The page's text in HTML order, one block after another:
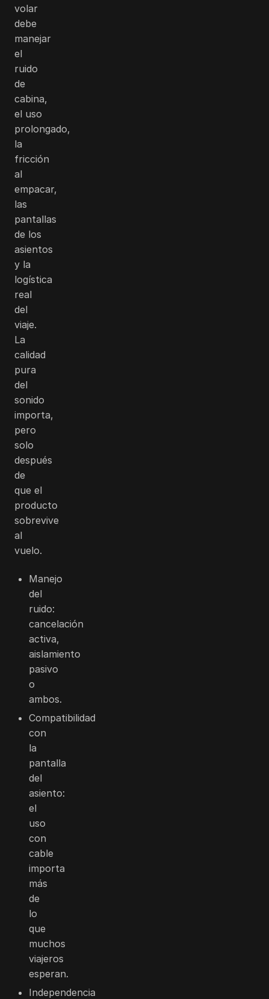
volar
debe
manejar
el
ruido
de
cabina,
el uso
prolongado,
la
fricción
al
empacar,
las
pantallas
de los
asientos
y la
logística
real
del
viaje.
La
calidad
pura
del
sonido
importa,
pero
solo
después
de
que el
producto
sobrevive
al
vuelo.
Manejo
del
ruido:
cancelación
activa,
aislamiento
pasivo
o
ambos.
Compatibilidad
con
la
pantalla
del
asiento:
el
uso
con
cable
importa
más
de
lo
que
muchos
viajeros
esperan.
Independencia